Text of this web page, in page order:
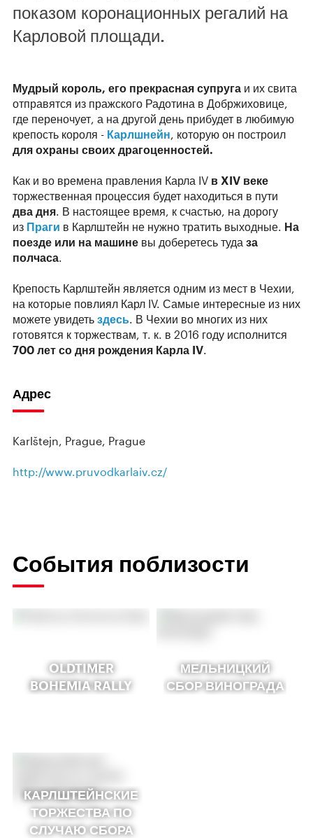
показом коронационных регалий на
Карловой площади.
Мудрый король, его прекрасная супруга и их свита
отправятся из пражского Радотина в Добржиховице,
где переночует, а на другой день прибудет в любимую
крепость короля - Карлшнейн, которую он построил
для охраны своих драгоценностей.
Как и во времена правления Карла IV в XIV веке
торжественная процессия будет находиться в пути
два дня. В настоящее время, к счастью, на дорогу
из Праги в Карлштейн не нужно тратить выходные. На
поезде или на машине вы доберетесь туда за
полчаса.
Крепость Карлштейн является одним из мест в Чехии,
на которые повлиял Карл IV. Самые интересные из них
можете увидеть здесь. В Чехии во многих из них
готовятся к торжествам, т. к. в 2016 году исполнится
700 лет со дня рождения Карла IV.
Адрес
Karlštejn, Prague, Prague
http://www.pruvodkarlaiv.cz/
События поблизости
OLDTIMER
BOHEMIA RALLY
МЕЛЬНИЦКИЙ
СБОР ВИНОГРАДА
КАРЛШТЕЙНСКИЕ
ТОРЖЕСТВА ПО
СЛУЧАЮ СБОРА